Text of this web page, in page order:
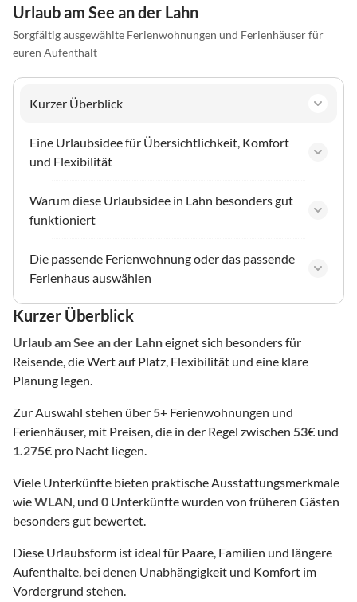
Urlaub am See an der Lahn
Sorgfältig ausgewählte Ferienwohnungen und Ferienhäuser für
euren Aufenthalt
Kurzer Überblick
Eine Urlaubsidee für Übersichtlichkeit, Komfort
und Flexibilität
Warum diese Urlaubsidee in Lahn besonders gut
funktioniert
Die passende Ferienwohnung oder das passende
Ferienhaus auswählen
Kurzer Überblick
Urlaub am See an der Lahneignet sich besonders für
Reisende, die Wert auf Platz, Flexibilität und eine klare
Planung legen.
Zur Auswahl stehen über5+ Ferienwohnungen und
Ferienhäuser, mit Preisen, die in der Regel zwischen 53€ und
1.275€ pro Nacht liegen.
Viele Unterkünfte bieten praktische Ausstattungsmerkmale
wieWLAN, und 0 Unterkünfte wurden von früheren Gästen
besonders gut bewertet.
Diese Urlaubsform ist ideal für Paare, Familien und längere
Aufenthalte, bei denen Unabhängigkeit und Komfort im
Vordergrund stehen.